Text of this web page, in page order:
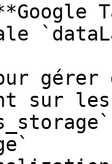
gérer
sur